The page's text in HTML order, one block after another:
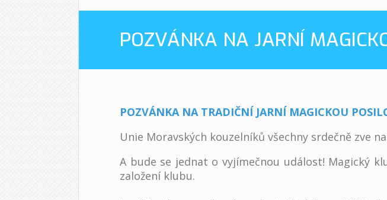
POZVÁNKA NA JARNÍ
POZVÁNKA NA TRADIČNÍ JARNÍ MAGICKOU
Unie Moravských kouzelníků všechny srdečně zve
A bude se jednat o vyjímečnou událost! Magický
založení klubu.